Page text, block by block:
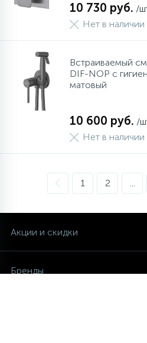
10 730 руб. /
Нет в наличии
Встраиваемый
DIF-NOP с
матовый
10 600 руб. /
Нет в наличии
1 2 ...
Акции и скидки
Бренды